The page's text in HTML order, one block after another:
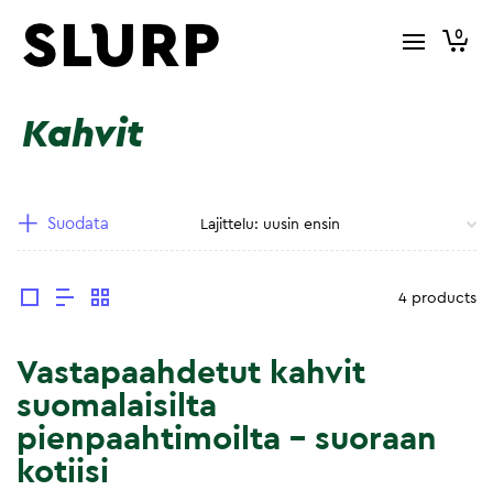
0
Kahvit
Suodata
4 products
Vastapaahdetut kahvit
suomalaisilta
pienpaahtimoilta – suoraan
kotiisi